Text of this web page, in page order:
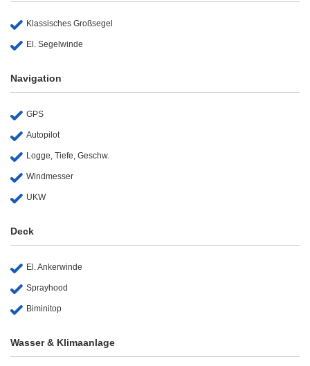
Klassisches Großsegel
El. Segelwinde
Navigation
GPS
Autopilot
Logge, Tiefe, Geschw.
Windmesser
UKW
Deck
El. Ankerwinde
Sprayhood
Biminitop
Wasser & Klimaanlage